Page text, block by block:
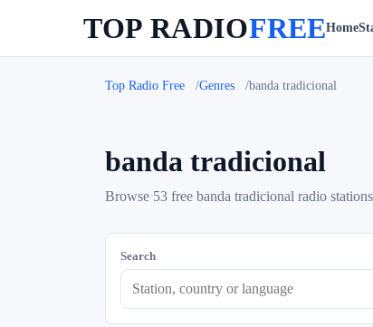
TOP RADIOFREEHome
Top Radio Free Genres banda tradicional
banda tradicional
Browse 53 free banda tradicional radio
Search